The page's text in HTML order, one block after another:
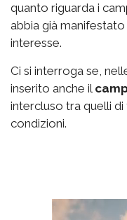
quanto riguarda i
abbia già
interesse.
Ci si interroga se,
inserito anche il
intercluso tra quelli di
condizioni.